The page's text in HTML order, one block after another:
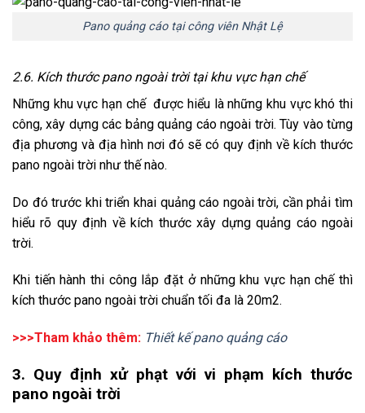
Pano quảng cáo tại công viên Nhật Lệ
2.6. Kích thước pano ngoài trời tại khu vực hạn chế
Những khu vực hạn chế được hiểu là những khu vực khó thi
công, xây dựng các bảng quảng cáo ngoài trời. Tùy vào từng
địa phương và địa hình nơi đó sẽ có quy định về kích thước
pano ngoài trời như thế nào.
Do đó trước khi triển khai quảng cáo ngoài trời, cần phải tìm
hiểu rõ quy định về kích thước xây dựng quảng cáo ngoài
trời.
Khi tiến hành thi công lắp đặt ở những khu vực hạn chế thì
kích thước pano ngoài trời chuẩn tối đa là 20m2.
>>>Tham khảo thêm: Thiết kế pano quảng cáo
3. Quy định xử phạt với vi phạm kích thước
pano ngoài trời